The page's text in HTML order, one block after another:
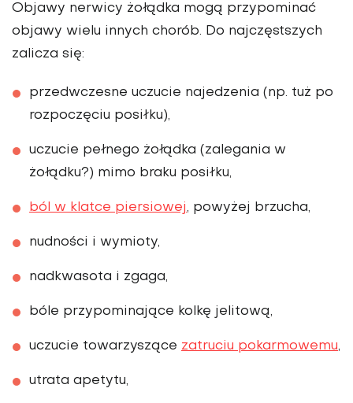
Objawy nerwicy żołądka mogą przypominać
objawy wielu innych chorób. Do najczęstszych
zalicza się:
przedwczesne uczucie najedzenia (np. tuż po
rozpoczęciu posiłku),
uczucie pełnego żołądka (zalegania w
żołądku?) mimo braku posiłku,
ból w klatce piersiowej, powyżej brzucha,
nudności i wymioty,
nadkwasota i zgaga,
bóle przypominające kolkę jelitową,
uczucie towarzyszące zatruciu pokarmowemu,
utrata apetytu,